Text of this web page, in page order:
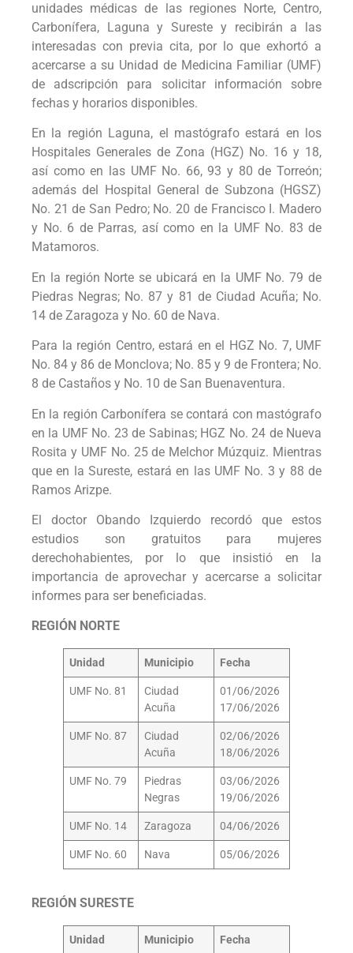
unidades médicas de las regiones Norte, Centro,
Carbonífera, Laguna y Sureste y recibirán a las
interesadas con previa cita, por lo que exhortó a
acercarse a su Unidad de Medicina Familiar (UMF)
de adscripción para solicitar información sobre
fechas y horarios disponibles.
En la región Laguna, el mastógrafo estará en los
Hospitales Generales de Zona (HGZ) No. 16 y 18,
así como en las UMF No. 66, 93 y 80 de Torreón;
además del Hospital General de Subzona (HGSZ)
No. 21 de San Pedro; No. 20 de Francisco I. Madero
y No. 6 de Parras, así como en la UMF No. 83 de
Matamoros.
En la región Norte se ubicará en la UMF No. 79 de
Piedras Negras; No. 87 y 81 de Ciudad Acuña; No.
14 de Zaragoza y No. 60 de Nava.
Para la región Centro, estará en el HGZ No. 7, UMF
No. 84 y 86 de Monclova; No. 85 y 9 de Frontera; No.
8 de Castaños y No. 10 de San Buenaventura.
En la región Carbonífera se contará con mastógrafo
en la UMF No. 23 de Sabinas; HGZ No. 24 de Nueva
Rosita y UMF No. 25 de Melchor Múzquiz. Mientras
que en la Sureste, estará en las UMF No. 3 y 88 de
Ramos Arizpe.
El doctor Obando Izquierdo recordó que estos
estudios son gratuitos para mujeres
derechohabientes, por lo que insistió en la
importancia de aprovechar y acercarse a solicitar
informes para ser beneficiadas.
REGIÓN NORTE
Unidad Municipio Fecha
UMF No. 81
Ciudad
Acuña
01/06/2026
17/06/2026
UMF No. 87
Ciudad
Acuña
02/06/2026
18/06/2026
UMF No. 79
Piedras
Negras
03/06/2026
19/06/2026
UMF No. 14 Zaragoza 04/06/2026
UMF No. 60 Nava 05/06/2026
REGIÓN SURESTE
Unidad Municipio Fecha